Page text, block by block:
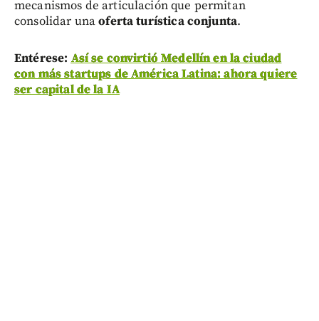
mecanismos de articulación que permitan
consolidar unaoferta turística conjunta.
Entérese: Así se convirtió Medellín en la ciudad
con más startups de América Latina: ahora quiere
ser capital de la IA